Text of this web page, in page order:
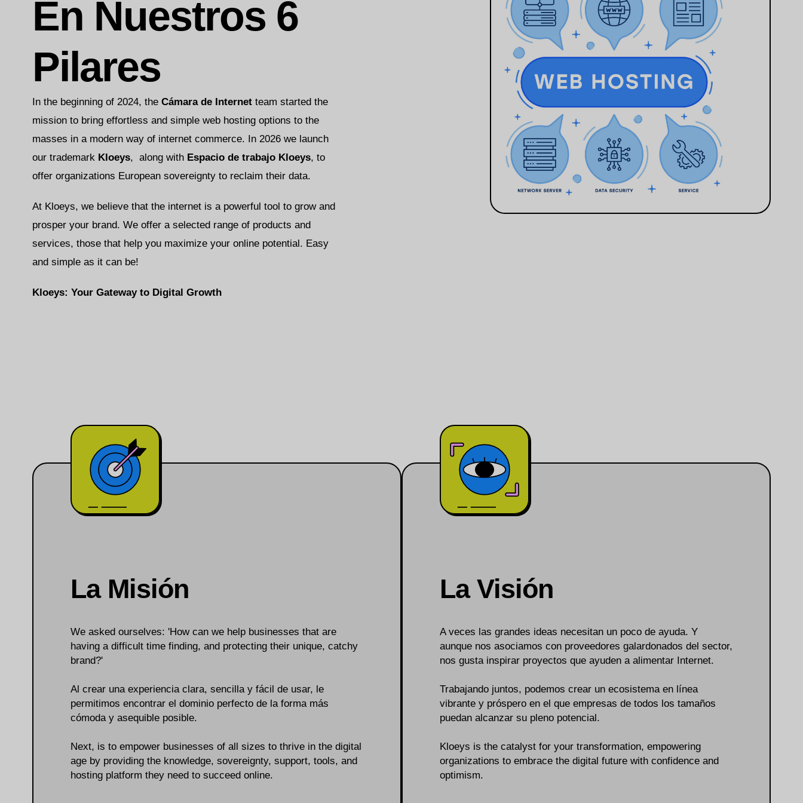
En Nuestros 6
Pilares
In the beginning of 2024, the Cámara de Internetteam started the
mission to bring effortless and simple web hosting options to the
masses in a modern way of internet commerce. In 2026 we launch
our trademark Kloeys, along with Espacio de trabajo Kloeys, to
offer organizations European sovereignty to reclaim their data.
At Kloeys, we believe that the internet is a powerful tool to grow and
prosper your brand. We offer a selected range of products and
services, those that help you maximize your online potential. Easy
and simple as it can be!
Kloeys: Your Gateway to Digital Growth
La Misión
We asked ourselves: 'How can we help businesses that are
having a difficult time finding, and protecting their unique, catchy
brand?'
Al crear una experiencia clara, sencilla y fácil de usar, le
permitimos encontrar el dominio perfecto de la forma más
cómoda y asequible posible.
Next, is to empower businesses of all sizes to thrive in the digital
age by providing the knowledge, sovereignty, support, tools, and
hosting platform they need to succeed online.
La Visión
A veces las grandes ideas necesitan un poco de ayuda. Y
aunque nos asociamos con proveedores galardonados del sector,
nos gusta inspirar proyectos que ayuden a alimentar Internet.
Trabajando juntos, podemos crear un ecosistema en línea
vibrante y próspero en el que empresas de todos los tamaños
puedan alcanzar su pleno potencial.
Kloeys is the catalyst for your transformation, empowering
organizations to embrace the digital future with confidence and
optimism.